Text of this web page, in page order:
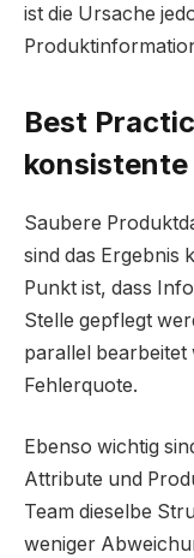
ist die Ursache
Best
Saubere
sind das Ergebnis
Punkt ist, dass
Stelle gepflegt
parallel bearbeitet
Fehlerquote.
Ebenso wichtig
Attribute und
Team dieselbe
weniger